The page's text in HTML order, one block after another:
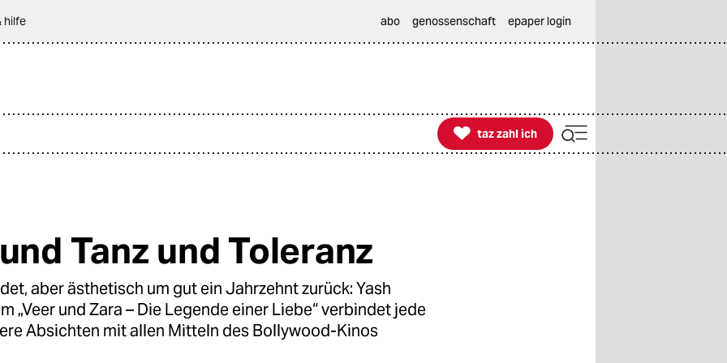
hilfe abo genossenschaft epaper login

taz zahl ich
taz zahl ich
Tanz und Toleranz
aber ästhetisch um gut ein Jahrzehnt zurück: Yash
„Veer und Zara – Die Legende einer Liebe“ verbindet jede
Absichten mit allen Mitteln des Bollywood-Kinos